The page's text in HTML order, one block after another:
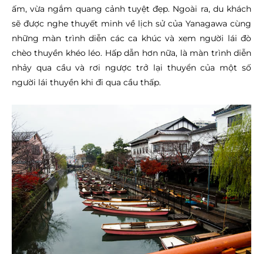
ấm, vừa ngắm quang cảnh tuyệt đẹp. Ngoài ra, du khách
sẽ được nghe thuyết minh về lịch sử của Yanagawa cùng
những màn trình diễn các ca khúc và xem người lái đò
chèo thuyền khéo léo. Hấp dẫn hơn nữa, là màn trình diễn
nhảy qua cầu và rơi ngược trở lại thuyển của một số
người lái thuyền khi đi qua cầu thấp.